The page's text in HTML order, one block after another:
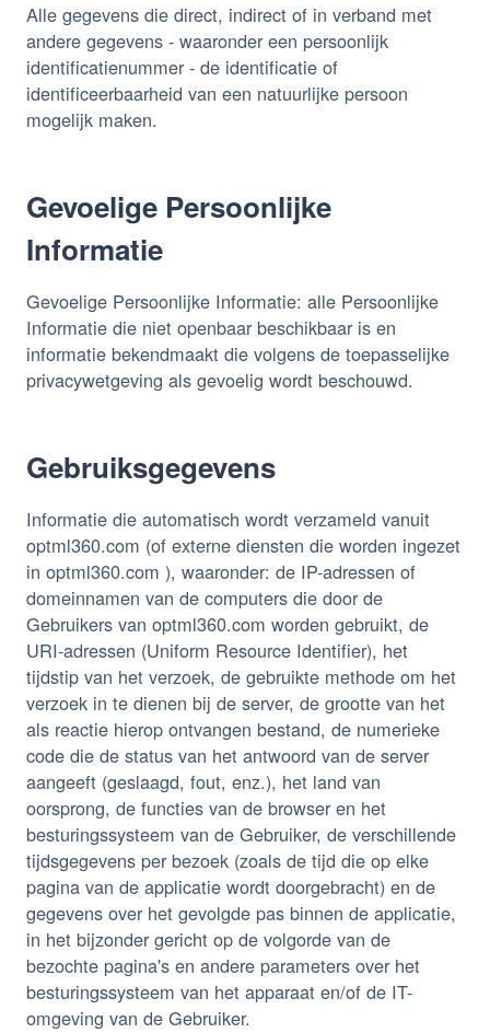
Alle gegevens die direct, indirect of in verband met
andere gegevens - waaronder een persoonlijk
identificatienummer - de identificatie of
identificeerbaarheid van een natuurlijke persoon
mogelijk maken.
Gevoelige Persoonlijke
Informatie
Gevoelige Persoonlijke Informatie: alle Persoonlijke
Informatie die niet openbaar beschikbaar is en
informatie bekendmaakt die volgens de toepasselijke
privacywetgeving als gevoelig wordt beschouwd.
Gebruiksgegevens
Informatie die automatisch wordt verzameld vanuit
optml360.com (of externe diensten die worden ingezet
in optml360.com ), waaronder: de IP-adressen of
domeinnamen van de computers die door de
Gebruikers van optml360.com worden gebruikt, de
URI-adressen (Uniform Resource Identifier), het
tijdstip van het verzoek, de gebruikte methode om het
verzoek in te dienen bij de server, de grootte van het
als reactie hierop ontvangen bestand, de numerieke
code die de status van het antwoord van de server
aangeeft (geslaagd, fout, enz.), het land van
oorsprong, de functies van de browser en het
besturingssysteem van de Gebruiker, de verschillende
tijdsgegevens per bezoek (zoals de tijd die op elke
pagina van de applicatie wordt doorgebracht) en de
gegevens over het gevolgde pas binnen de applicatie,
in het bijzonder gericht op de volgorde van de
bezochte pagina's en andere parameters over het
besturingssysteem van het apparaat en/of de IT-
omgeving van de Gebruiker.